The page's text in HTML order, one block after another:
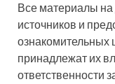
Все материалы на
источников и
ознакомительных
принадлежат их
ответственности